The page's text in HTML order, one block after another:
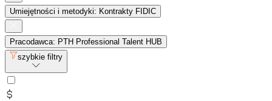
Umiejętności i metodyki: Kontrakty FIDIC
Pracodawca: PTH Professional Talent HUB
szybkie filtry